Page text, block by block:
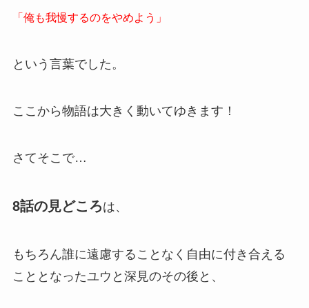
「俺も我慢するのをやめよう」
という言葉でした。
ここから物語は大きく動いてゆきます！
さてそこで…
8話の見どころは、
もちろん誰に遠慮することなく自由に付き合える
こととなったユウと深見のその後と、